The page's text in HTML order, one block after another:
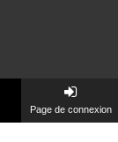
Page de connexion